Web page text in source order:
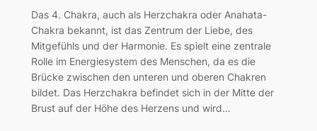
Das 4. Chakra, auch als Herzchakra oder Anahata-
Chakra bekannt, ist das Zentrum der Liebe, des
Mitgefühls und der Harmonie. Es spielt eine zentrale
Rolle im Energiesystem des Menschen, da es die
Brücke zwischen den unteren und oberen Chakren
bildet. Das Herzchakra befindet sich in der Mitte der
Brust auf der Höhe des Herzens und wird…